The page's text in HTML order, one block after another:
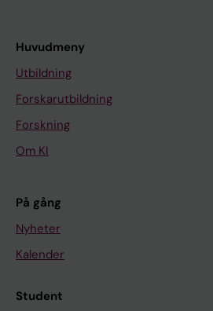
Huvudmeny
Utbildning
Forskarutbildning
Forskning
Om KI
På gång
Nyheter
Kalender
Student